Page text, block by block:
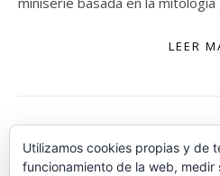
LEER
Utilizamos cookies propias y de
funcionamiento de la web, medir